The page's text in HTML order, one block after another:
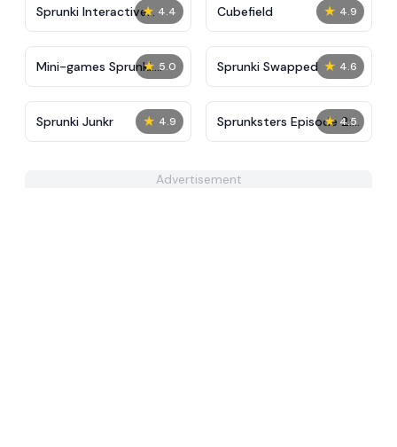
★ 4.4
Sprunki Interactive
Tunner
★ 4.9
Cubefield
★ 5.0
Mini-games Sprunki:
Sounds & Relaxation
★ 4.6
Sprunki Swapped
★ 4.9
Sprunki Junkr ★ 4.5
Sprunksters Episode 2:
The Cave
Advertisement